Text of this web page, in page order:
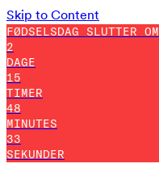
Skip to Content
FØDSELSDAG SLUTTER OM
2
DAGE
15
TIMER
48
MINUTES
23
SEKUNDER